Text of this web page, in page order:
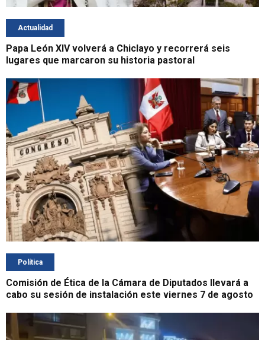
Actualidad
Papa León XIV volverá a Chiclayo y recorrerá seis
lugares que marcaron su historia pastoral
Política
Comisión de Ética de la Cámara de Diputados llevará a
cabo su sesión de instalación este viernes 7 de agosto